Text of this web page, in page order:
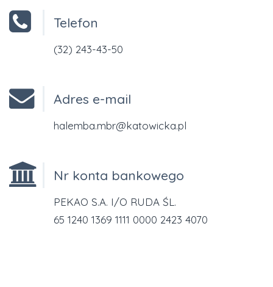
Telefon
(32) 243-43-50
Adres e-mail
halemba.mbr@katowicka.pl
Nr konta bankowego
PEKAO S.A. I/O RUDA ŚL.
65 1240 1369 1111 0000 2423 4070